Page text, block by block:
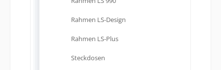
Rahmen LS-Design
Rahmen LS-Plus
Steckdosen